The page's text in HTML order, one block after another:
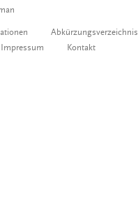
Abkürzungsverzeichnis
Impressum Kontakt